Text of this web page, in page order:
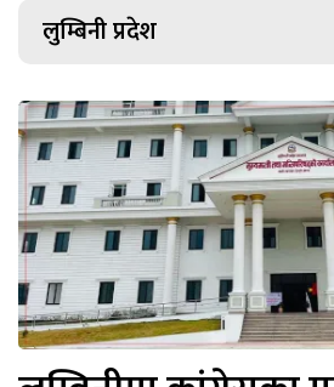
लुम्बिनी प्रदेश